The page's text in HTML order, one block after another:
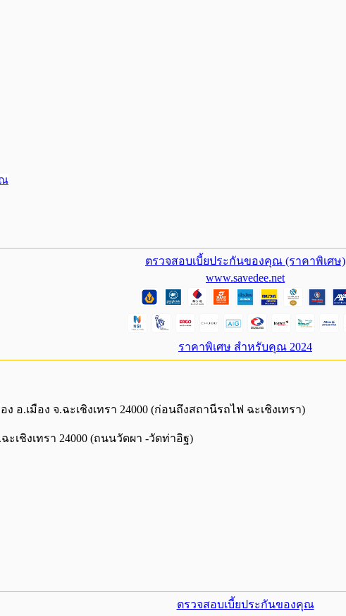
ตรวจสอบเบี้ยประกันของคุณ (ราคาพิเศษ)
www.savedee.net
ราคาพิเศษ สำหรับคุณ 2024
อ.เมือง จ.ฉะเชิงเทรา 24000 (ก่อนถึงสถานีรถไฟ ฉะเชิงเทรา)
เชิงเทรา 24000 (ถนนวัดผา -วัดท่าอิฐ)
ตรวจสอบเบี้ยประกันของคุณ